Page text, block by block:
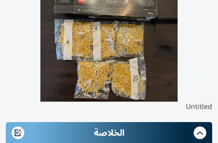
Untitled
الخلاصة